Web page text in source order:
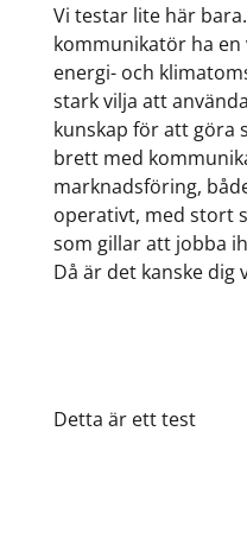
Vi testar lite här
kommunikatör ha
energi- och
stark vilja att
kunskap för att göra
brett med
marknadsföring,
operativt, med stort
som gillar att jobba
Då är det kanske dig
Detta är ett test